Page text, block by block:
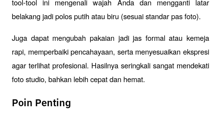
tool-tool ini mengenali wajah Anda dan mengganti latar
belakang jadi polos putih atau biru (sesuai standar pas foto).
Juga dapat mengubah pakaian jadi jas formal atau kemeja
rapi, memperbaiki pencahayaan, serta menyesuaikan ekspresi
agar terlihat profesional. Hasilnya seringkali sangat mendekati
foto studio, bahkan lebih cepat dan hemat.
Poin Penting